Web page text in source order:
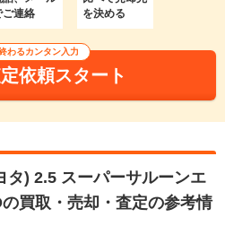
ご連絡
を決める
わるカンタン入力
依頼スタート
タ) 2.5 スーパーサルーンエ
買取・売却・査定の参考情